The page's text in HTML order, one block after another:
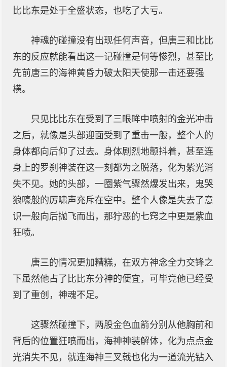
比比东是处于全盛状态，也吃了大亏。
神魂的碰撞没有出现任何声音，但唐三和比比
东的反应就能看出这一记碰撞是何等惨烈，甚至比
先前唐三的海神黄昏力破太阳天使那一击还要强
横。
只见比比东在受到了三眼眸中喷射的金光冲击
之后，就像是头部迎面受到了重击一般，整个人的
身体都向后仰了过去。身体剧烈地颤抖着，甚至连
身上的罗刹神装在这一刻都为之脱落，化为紫光消
失不见。她的头部，一圈紫气骤然爆发出来，鬼哭
狼嚎般的厉啸声充斥在空中。整个人像是失去了意
识一般向后抛飞而出，那狞恶的七窍之中更是紫血
狂喷。
唐三的情况更加糟糕，在双方神念全力交锋之
下虽然他占了比比东分神的便宜，可毕竟他已经受
到了重创，神魂不足。
这骤然碰撞下，两股金色血箭分别从他胸前和
背后的位置狂喷而出，海神神装解体，化为点点金
光消失不见，就连海神三叉戟也化为一道流光钻入